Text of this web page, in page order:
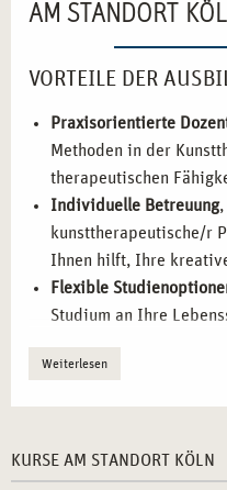
AM STANDORT
VORTEILE DER
Praxisorientierte
Methoden in der
therapeutischen
Individuelle Betreuung,
kunsttherapeutische/r
Ihnen hilft, Ihre
Flexible
Studium an Ihre
direkt in der
knüpfen und Ihr
Weiterlesen
KURSE AM STANDORT KÖLN